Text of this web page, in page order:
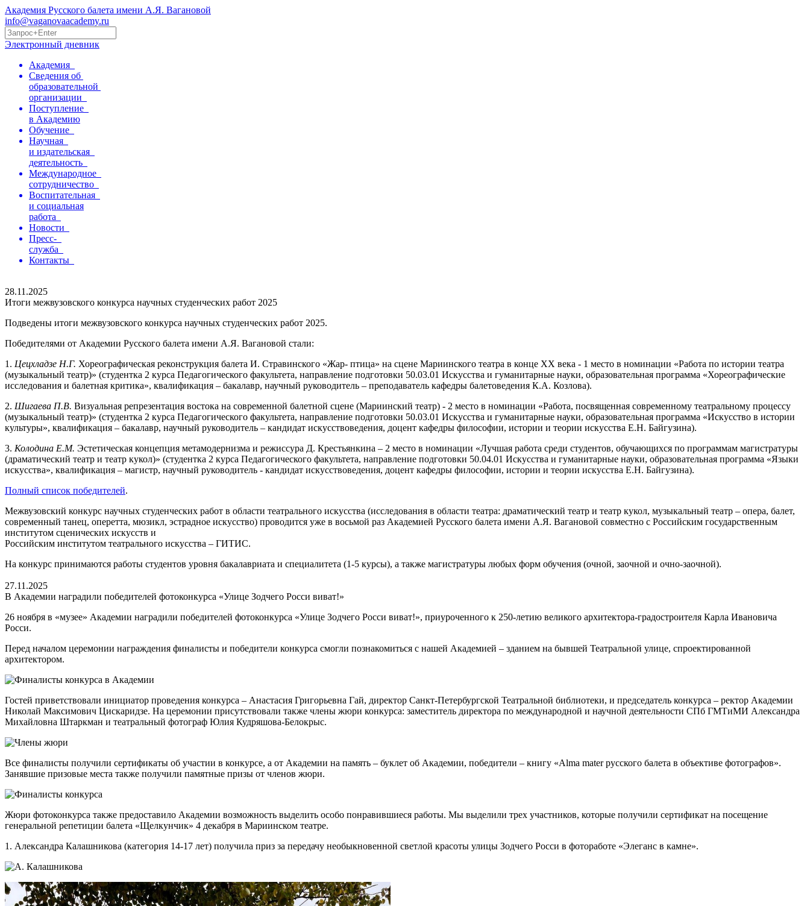
Академия Русского балета имени А.Я. Вагановой
info@vaganovaacademy.ru
Электронный дневник
Академия
Сведения об
образовательной
организации
Поступление
в Академию
Обучение
Научная
и издательская
деятельность
Международное
сотрудничество
Воспитательная
и социальная
работа
Новости
Пресс-
служба
Контакты
28.11.2025
Итоги межвузовского конкурса научных студенческих работ 2025
Подведены итоги межвузовского конкурса научных студенческих работ 2025.
Победителями от Академии Русского балета имени А.Я. Вагановой стали:
1. Цецхладзе Н.Г. Хореографическая реконструкция балета И. Стравинского «Жар- птица» на сцене Мариинского театра в конце XX века - 1 место в номинации «Работа по истории театра
(музыкальный театр)» (студентка 2 курса Педагогического факультета, направление подготовки 50.03.01 Искусства и гуманитарные науки, образовательная программа «Хореографические
исследования и балетная критика», квалификация – бакалавр, научный руководитель – преподаватель кафедры балетоведения К.А. Козлова).
2. Шигаева П.В. Визуальная репрезентация востока на современной балетной сцене (Мариинский театр) - 2 место в номинации «Работа, посвященная современному театральному процессу
(музыкальный театр)» (студентка 2 курса Педагогического факультета, направление подготовки 50.03.01 Искусства и гуманитарные науки, образовательная программа «Искусство в истории
культуры», квалификация – бакалавр, научный руководитель – кандидат искусствоведения, доцент кафедры философии, истории и теории искусства Е.Н. Байгузина).
3. Колодина Е.М. Эстетическая концепция метамодернизма и режиссура Д. Крестьянкина – 2 место в номинации «Лучшая работа среди студентов, обучающихся по программам магистратуры
(драматический театр и театр кукол)» (студентка 2 курса Педагогического факультета, направление подготовки 50.04.01 Искусства и гуманитарные науки, образовательная программа «Языки
искусства», квалификация – магистр, научный руководитель - кандидат искусствоведения, доцент кафедры философии, истории и теории искусства Е.Н. Байгузина).
Полный список победителей.
Межвузовский конкурс научных студенческих работ в области театрального искусства (исследования в области театра: драматический театр и театр кукол, музыкальный театр – опера, балет,
современный танец, оперетта, мюзикл, эстрадное искусство) проводится уже в восьмой раз Академией Русского балета имени А.Я. Вагановой совместно с Российским государственным
институтом сценических искусств и
Российским институтом театрального искусства – ГИТИС.
На конкурс принимаются работы студентов уровня бакалавриата и специалитета (1-5 курсы), а также магистратуры любых форм обучения (очной, заочной и очно-заочной).
27.11.2025
В Академии наградили победителей фотоконкурса «Улице Зодчего Росси виват!»
26 ноября в «музее» Академии наградили победителей фотоконкурса «Улице Зодчего Росси виват!», приуроченного к 250-летию великого архитектора-градостроителя Карла Ивановича
Росси.
Перед началом церемонии награждения финалисты и победители конкурса смогли познакомиться с нашей Академией – зданием на бывшей Театральной улице, спроектированной
архитектором.
Гостей приветствовали инициатор проведения конкурса – Анастасия Григорьевна Гай, директор Санкт-Петербургской Театральной библиотеки, и председатель конкурса – ректор Академии
Николай Максимович Цискаридзе. На церемонии присутствовали также члены жюри конкурса: заместитель директора по международной и научной деятельности СПб ГМТиМИ Александра
Михайловна Штаркман и театральный фотограф Юлия Кудряшова-Белокрыс.
Все финалисты получили сертификаты об участии в конкурсе, а от Академии на память – буклет об Академии, победители – книгу «Alma mater русского балета в объективе фотографов».
Занявшие призовые места также получили памятные призы от членов жюри.
Жюри фотоконкурса также предоставило Академии возможность выделить особо понравившиеся работы. Мы выделили трех участников, которые получили сертификат на посещение
генеральной репетиции балета «Щелкунчик» 4 декабря в Мариинском театре.
1. Александра Калашникова (категория 14-17 лет) получила приз за передачу необыкновенной светлой красоты улицы Зодчего Росси в фотоработе «Элеганс в камне».